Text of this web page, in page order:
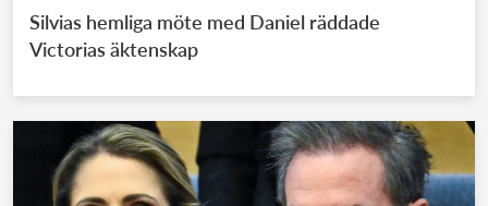
Silvias hemliga möte med Daniel räddade
Victorias äktenskap